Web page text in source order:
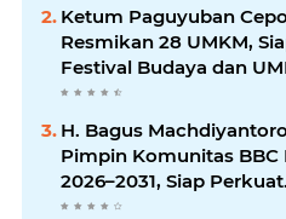
Ketum Paguyuban
Resmikan 28 UMKM,
Festival Budaya dan
Jalan Braga
H. Bagus
Pimpin Komunitas BBC
2026–2031, Siap Perkuat
Solidaritas dan Hadirkan